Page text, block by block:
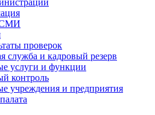
СМИ
проверок
служба и кадровый резерв
услуги и функции
контроль
учреждения и предприятия